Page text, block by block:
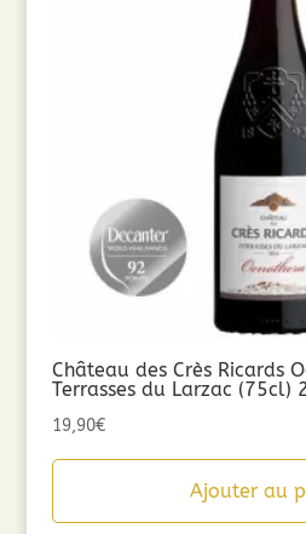
Château des Crès Ricards
Terrasses du Larzac (75cl)
19,90€
Ajouter au